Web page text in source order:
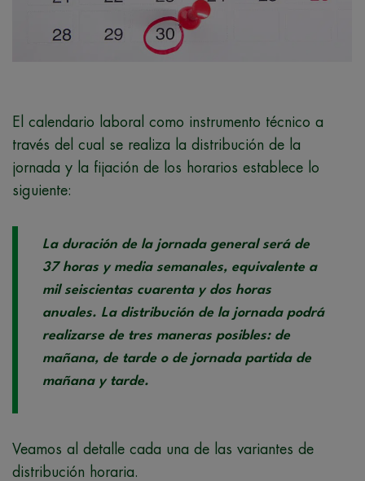
El calendario laboral como instrumento técnico a
través del cual se realiza la distribución de la
jornada y la fijación de los horarios establece lo
siguiente:
La duración de la jornada general será de
37 horas y media semanales, equivalente a
mil seiscientas cuarenta y dos horas
anuales. La distribución de la jornada podrá
realizarse de tres maneras posibles: de
mañana, de tarde o de jornada partida de
mañana y tarde.
Veamos al detalle cada una de las variantes de
distribución horaria.